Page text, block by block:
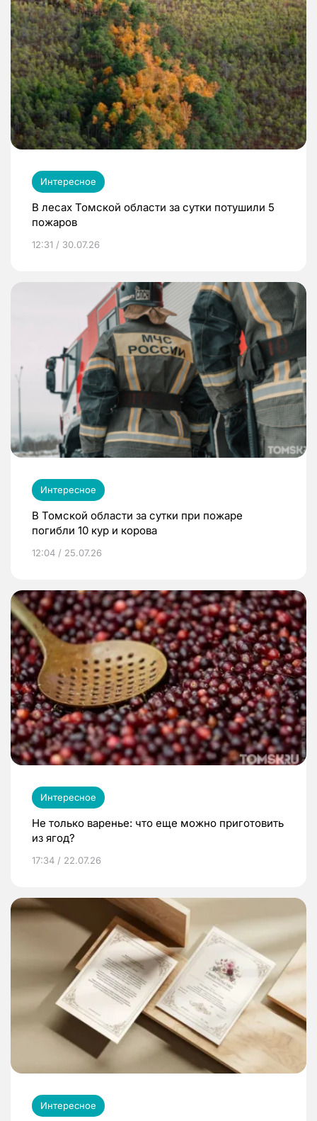
Интересное
В лесах Томской области за сутки потушили 5
пожаров
12:31 / 30.07.26
Интересное
В Томской области за сутки при пожаре
погибли 10 кур и корова
12:04 / 25.07.26
Интересное
Не только варенье: что еще можно приготовить
из ягод?
17:34 / 22.07.26
Интересное